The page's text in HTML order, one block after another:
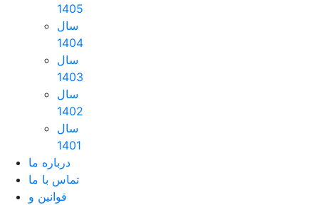
1405
سال
1404
سال
1403
سال
1402
سال
1401
درباره ما
تماس با ما
قوانین و